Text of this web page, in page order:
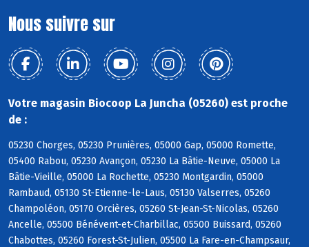
Nous suivre sur
Votre magasin Biocoop La Juncha (05260) est proche
de :
05230 Chorges, 05230 Prunières, 05000 Gap, 05000 Romette,
05400 Rabou, 05230 Avançon, 05230 La Bâtie-Neuve, 05000 La
Bâtie-Vieille, 05000 La Rochette, 05230 Montgardin, 05000
Rambaud, 05130 St-Etienne-le-Laus, 05130 Valserres, 05260
Champoléon, 05170 Orcières, 05260 St-Jean-St-Nicolas, 05260
Ancelle, 05500 Bénévent-et-Charbillac, 05500 Buissard, 05260
Chabottes, 05260 Forest-St-Julien, 05500 La Fare-en-Champsaur,